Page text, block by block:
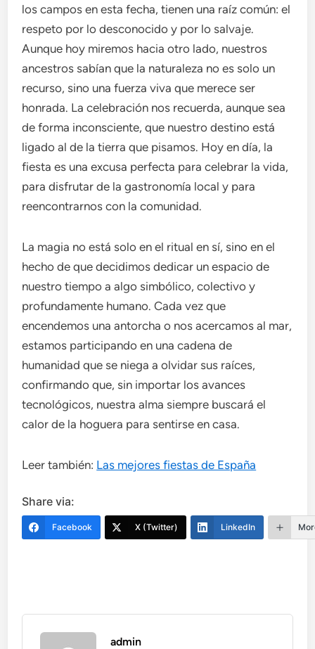
los campos en esta fecha, tienen una raíz común: el
respeto por lo desconocido y por lo salvaje.
Aunque hoy miremos hacia otro lado, nuestros
ancestros sabían que la naturaleza no es solo un
recurso, sino una fuerza viva que merece ser
honrada. La celebración nos recuerda, aunque sea
de forma inconsciente, que nuestro destino está
ligado al de la tierra que pisamos. Hoy en día, la
fiesta es una excusa perfecta para celebrar la vida,
para disfrutar de la gastronomía local y para
reencontrarnos con la comunidad.
La magia no está solo en el ritual en sí, sino en el
hecho de que decidimos dedicar un espacio de
nuestro tiempo a algo simbólico, colectivo y
profundamente humano. Cada vez que
encendemos una antorcha o nos acercamos al mar,
estamos participando en una cadena de
humanidad que se niega a olvidar sus raíces,
confirmando que, sin importar los avances
tecnológicos, nuestra alma siempre buscará el
calor de la hoguera para sentirse en casa.
Leer también: Las mejores fiestas de España
Share via:
Facebook X (Twitter) LinkedIn
admin